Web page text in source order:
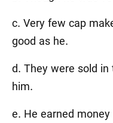
c. Very few cap
good as he.
d. They were sold
him.
e. He earned